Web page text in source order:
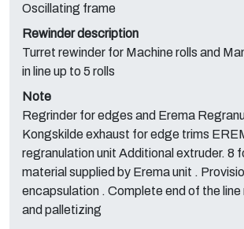
Oscillating frame
Rewinder description
Turret rewinder for Machine rolls and
in line up to 5 rolls
Note
Regrinder for edges and Erema
Kongskilde exhaust for edge trims
regranulation unit Additional extruder. 8
material supplied by Erema unit .
encapsulation . Complete end of the line
and palletizing